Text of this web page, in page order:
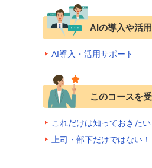
AIの導入や活
AI導入・活用サポート
このコースを
これだけは知っておきた
上司・部下だけではない